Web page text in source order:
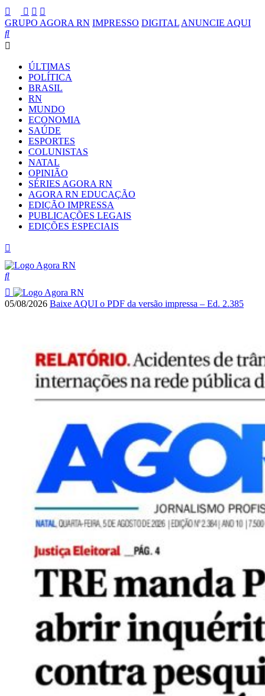
GRUPO AGORA RN IMPRESSO DIGITAL ANUNCIE AQUI
ÚLTIMAS
POLÍTICA
BRASIL
RN
MUNDO
ECONOMIA
SAÚDE
ESPORTES
COLUNISTAS
NATAL
OPINIÃO
SÉRIES AGORA RN
AGORA RN EDUCAÇÃO
EDIÇÃO IMPRESSA
PUBLICAÇÕES LEGAIS
EDIÇÕES ESPECIAIS
05/08/2026 Baixe AQUI o PDF da versão impressa – Ed. 2.385